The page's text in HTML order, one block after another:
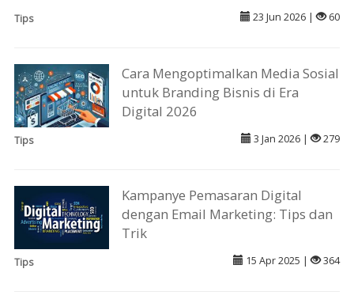
Tips 23 Jun 2026 | 60
Cara Mengoptimalkan Media Sosial
untuk Branding Bisnis di Era
Digital 2026
Tips 3 Jan 2026 | 279
Kampanye Pemasaran Digital
dengan Email Marketing: Tips dan
Trik
Tips 15 Apr 2025 | 364